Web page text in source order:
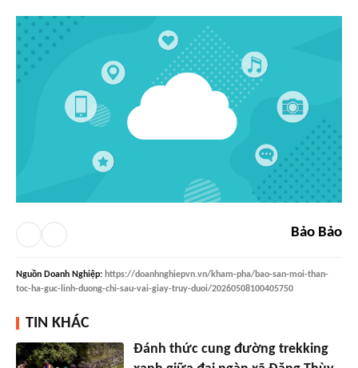
Bảo Bảo
Nguồn Doanh Nghiệp: https://doanhnghiepvn.vn/kham-pha/bao-san-moi-than-
toc-ha-guc-linh-duong-chi-sau-vai-giay-truy-duoi/20260508100405750
TIN KHÁC
Đánh thức cung đường trekking